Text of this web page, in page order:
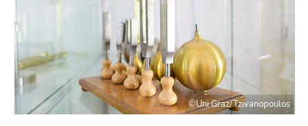
©Uni Graz/Tzivanopoulos